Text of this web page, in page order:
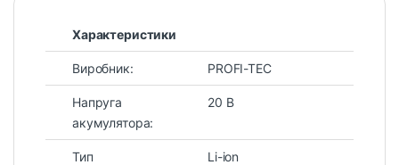
Характеристики
Виробник: PROFI-TEC
Напруга
акумулятора:
20 В
Тип
Li-ion